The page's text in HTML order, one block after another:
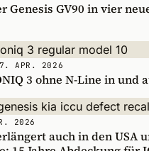
Genesis GV90 in vier
APR. 2026
3 ohne N-Line in und
2026
auch in den USA